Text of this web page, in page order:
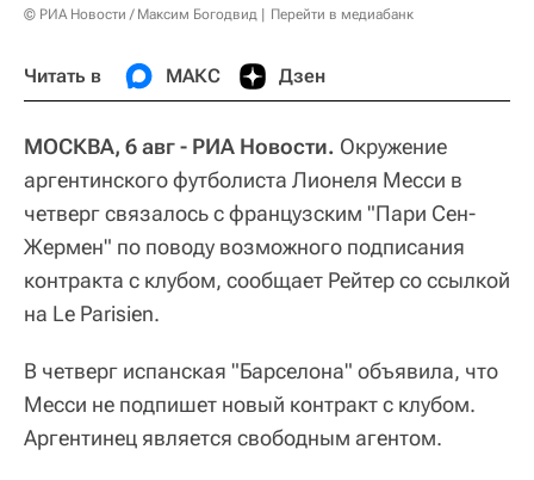
© РИА Новости / Максим Богодвид Перейти в медиабанк
Читать в МАКС Дзен
МОСКВА, 6 авг - РИА Новости. Окружение
аргентинского футболиста Лионеля Месси в
четверг связалось с французским "Пари Сен-
Жермен" по поводу возможного подписания
контракта с клубом, сообщает Рейтер со ссылкой
на Le Parisien.
В четверг испанская "Барселона" объявила, что
Месси не подпишет новый контракт с клубом.
Аргентинец является свободным агентом.